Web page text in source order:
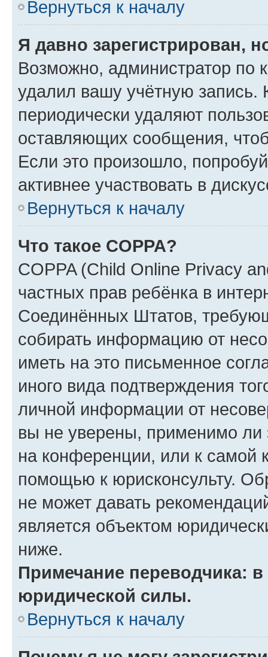
Вернуться к началу
Я давно зарегистрирован,
Возможно, администратор по
удалил вашу учётную запись.
периодически удаляют
оставляющих сообщения,
Если это произошло,
активнее участвовать в
Вернуться к началу
Что такое COPPA?
COPPA (Child Online Privacy
частных прав ребёнка в
Соединённых Штатов,
собирать информацию от
иметь на это письменное
иного вида подтверждения
личной информации от
вы не уверены, применимо ли
на конференции, или к самой
помощью к юрисконсульту.
не может давать
является объектом
ниже.
Примечание переводчика:
юридической силы.
Вернуться к началу